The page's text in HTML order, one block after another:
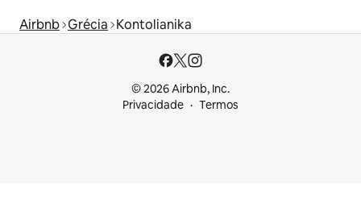
Airbnb Grécia Kontolianika
© 2026 Airbnb, Inc.
Privacidade
Termos